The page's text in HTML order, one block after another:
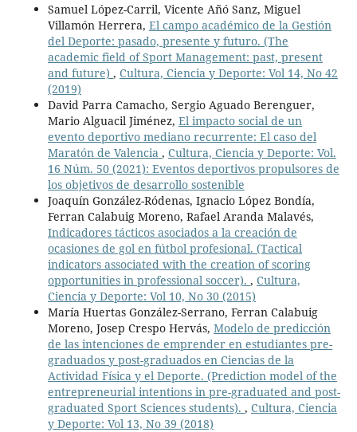
Samuel López-Carril, Vicente Añó Sanz, Miguel
Villamón Herrera, El campo académico de la Gestión
del Deporte: pasado, presente y futuro. (The
academic field of Sport Management: past, present
and future) , Cultura, Ciencia y Deporte: Vol 14, No 42
(2019)
David Parra Camacho, Sergio Aguado Berenguer,
Mario Alguacil Jiménez, El impacto social de un
evento deportivo mediano recurrente: El caso del
Maratón de Valencia , Cultura, Ciencia y Deporte: Vol.
16 Núm. 50 (2021): Eventos deportivos propulsores de
los objetivos de desarrollo sostenible
Joaquín González-Ródenas, Ignacio López Bondía,
Ferran Calabuig Moreno, Rafael Aranda Malavés,
Indicadores tácticos asociados a la creación de
ocasiones de gol en fútbol profesional. (Tactical
indicators associated with the creation of scoring
opportunities in professional soccer). , Cultura,
Ciencia y Deporte: Vol 10, No 30 (2015)
María Huertas González-Serrano, Ferran Calabuig
Moreno, Josep Crespo Hervás, Modelo de predicción
de las intenciones de emprender en estudiantes pre-
graduados y post-graduados en Ciencias de la
Actividad Física y el Deporte. (Prediction model of the
entrepreneurial intentions in pre-graduated and post-
graduated Sport Sciences students). , Cultura, Ciencia
y Deporte: Vol 13, No 39 (2018)